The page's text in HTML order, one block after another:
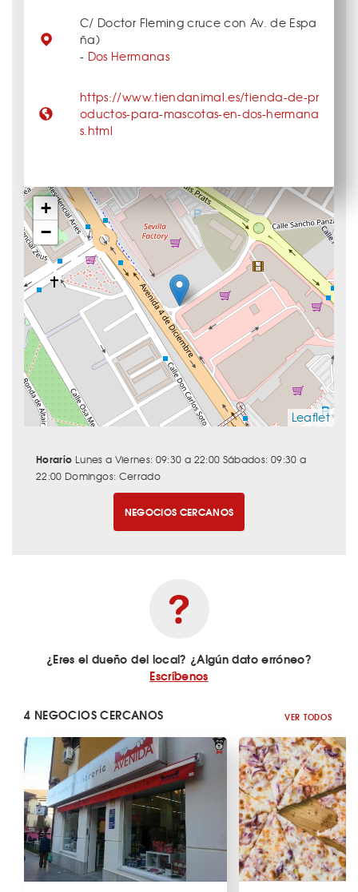
+
−
Leaflet
C/ Doctor Fleming cruce con Av. de Espa
ña)
- Dos Hermanas
https://www.tiendanimal.es/tienda-de-pr
oductos-para-mascotas-en-dos-hermana
s.html
Horario Lunes a Viernes: 09:30 a 22:00 Sábados: 09:30 a
22:00 Domingos: Cerrado
NEGOCIOS CERCANOS
¿Eres el dueño del local? ¿Algún dato erróneo?
Escríbenos
4 NEGOCIOS CERCANOS VER TODOS